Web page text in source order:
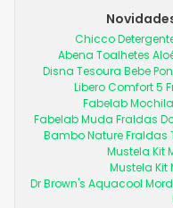
Chicco
Abena Toalhetes
Disna Tesoura Bebe
Libero Comfort 5
Fabelab
Fabelab Muda Fraldas
Bambo Nature Fraldas
Mustela Kit
Mustela Kit
Dr Brown's Aquacool